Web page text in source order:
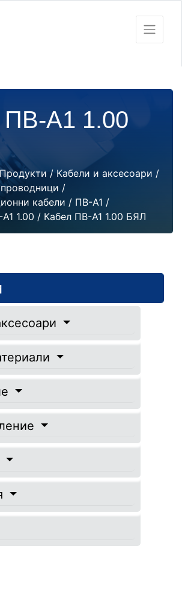
ПВ-А1 1.00
Продукти /Кабели и аксесоари /
/
кабели / ПВ-А1 /
1.00 / Кабел ПВ-А1 1.00 БЯЛ